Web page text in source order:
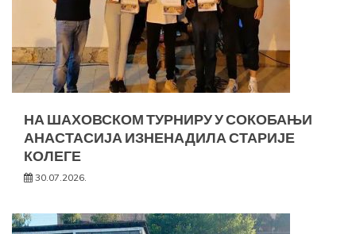
НА ШАХОВСКОМ ТУРНИРУ У СОКОБАЊИ
АНАСТАСИЈА ИЗНЕНАДИЛА СТАРИЈЕ
КОЛЕГЕ
30.07.2026.